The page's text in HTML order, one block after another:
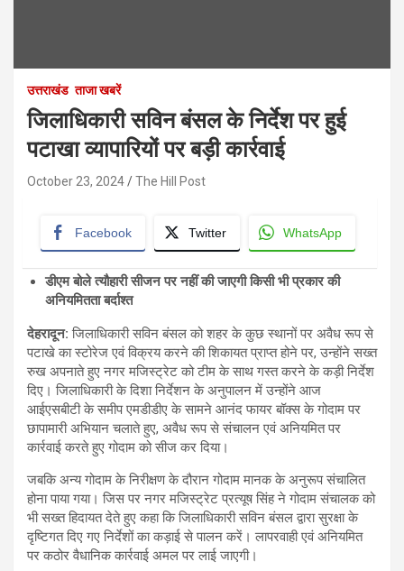
उत्तराखंड ताजा खबरें
जिलाधिकारी सविन बंसल के निर्देश पर हुई
पटाखा व्यापारियों पर बड़ी कार्रवाई
October 23, 2024 The Hill Post
Facebook Twitter WhatsApp
डीएम बोले त्यौहारी सीजन पर नहीं की जाएगी किसी भी प्रकार की
अनियमितता बर्दाश्त
देहरादून: जिलाधिकारी सविन बंसल को शहर के कुछ स्थानों पर अवैध रूप से
पटाखे का स्टोरेज एवं विक्रय करने की शिकायत प्राप्त होने पर, उन्होंने सख्त
रुख अपनाते हुए नगर मजिस्ट्रेट को टीम के साथ गस्त करने के कड़ी निर्देश
दिए। जिलाधिकारी के दिशा निर्देशन के अनुपालन में उन्होंने आज
आईएसबीटी के समीप एमडीडीए के सामने आनंद फायर बॉक्स के गोदाम पर
छापामारी अभियान चलाते हुए, अवैध रूप से संचालन एवं अनियमित पर
कार्रवाई करते हुए गोदाम को सीज कर दिया।
जबकि अन्य गोदाम के निरीक्षण के दौरान गोदाम मानक के अनुरूप संचालित
होना पाया गया। जिस पर नगर मजिस्ट्रेट प्रत्यूष सिंह ने गोदाम संचालक को
भी सख्त हिदायत देते हुए कहा कि जिलाधिकारी सविन बंसल द्वारा सुरक्षा के
दृष्टिगत दिए गए निर्देशों का कड़ाई से पालन करें। लापरवाही एवं अनियमित
पर कठोर वैधानिक कार्रवाई अमल पर लाई जाएगी।